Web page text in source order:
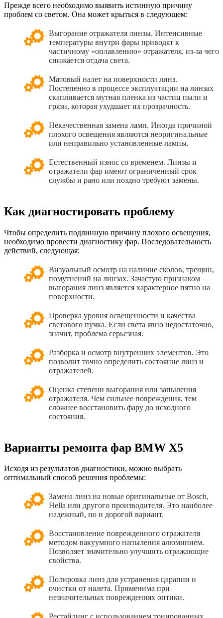
Прежде всего необходимо выявить истинную причину
проблем со светом. Она может крыться в следующем:
Выгорание отражателя линзы. Интенсивные
температуры внутри фары приводят к
частичному «оплавлению» отражателя, из-за чего
снижается отдача света.
Матовый налет на поверхности линз.
Постепенно в процессе эксплуатации на линзах
скапливается мутная пленка из частиц пыли и
грязи, которая ухудшает их прозрачность.
Некачественная замена ламп. Иногда причиной
плохого освещения являются неоригинальные
или неправильно установленные лампы.
Естественный износ со временем. Линзы и
отражатели фар имеют ограниченный срок
службы и рано или поздно требуют замены.
Как диагностировать проблему
Чтобы определить подлинную причину плохого освещения,
необходимо провести диагностику фар. Последовательность
действий, следующая:
Визуальный осмотр на наличие сколов, трещин,
помутнений на линзах. Зачастую признаком
выгорания линз является характерное пятно на
поверхности.
Проверка уровня освещенности и качества
светового пучка. Если света явно недостаточно,
значит, проблема серьезная.
Разборка и осмотр внутренних элементов. Это
позволит точно определить состояние линз и
отражателей.
Оценка степени выгорания или запыления
отражателя. Чем сильнее повреждения, тем
сложнее восстановить фару до исходного
состояния.
Варианты ремонта фар BMW X5
Исходя из результатов диагностики, можно выбрать
оптимальный способ решения проблемы:
Замена линз на новые оригинальные от Bosch,
Hella или другого производителя. Это наиболее
надежный, но и дорогой вариант.
Восстановление поврежденного отражателя
методом вакуумного напыления алюминием.
Позволяет значительно улучшить отражающие
свойства.
Полировка линз для устранения царапин и
очистки от налета. Применима при
незначительных повреждениях оптики.